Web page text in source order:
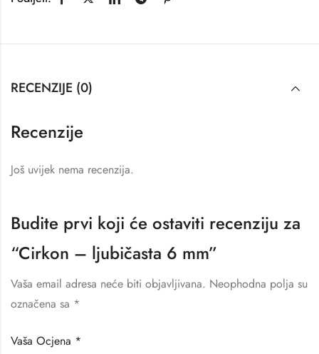
RECENZIJE (0)
Recenzije
Još uvijek nema recenzija.
Budite prvi koji će ostaviti recenziju za
“Cirkon – ljubičasta 6 mm”
Vaša email adresa neće biti objavljivana. Neophodna polja su
označena sa *
Vaša Ocjena *